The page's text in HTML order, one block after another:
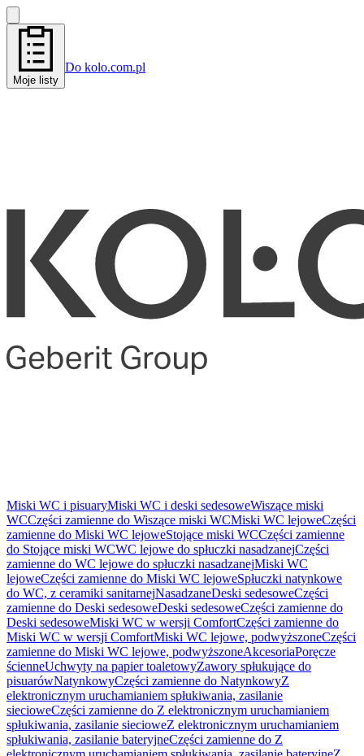
Moje listy
Do kolo.com.pl
Miski WC i pisuaryMiski WC i deski sedesoweWiszące miski
WCCzęści zamienne do Wiszące miski WCMiski WC lejoweCzęści
zamienne do Miski WC lejoweStojące miski WCCzęści zamienne
do Stojące miski WCWC lejowe do spłuczki nasadzanejCzęści
zamienne do WC lejowe do spłuczki nasadzanejMiski WC
lejoweCzęści zamienne do Miski WC lejoweSpłuczki natynkowe
do WC, z ceramiki sanitarnejNasadzaneDeski sedesoweCzęści
zamienne do Deski sedesoweDeski sedesoweCzęści zamienne do
Deski sedesoweMiski WC w wersji ComfortCzęści zamienne do
Miski WC w wersji ComfortMiski WC lejowe, podwyższoneCzęści
zamienne do Miski WC lejowe, podwyższoneAkcesoriaPoręcze
ścienneUchwyty na papier toaletowyZawory spłukujące do
pisuarówNatynkowyCzęści zamienne do NatynkowyZ
elektronicznym uruchamianiem spłukiwania, zasilanie
siecioweCzęści zamienne do Z elektronicznym uruchamianiem
spłukiwania, zasilanie siecioweZ elektronicznym uruchamianiem
spłukiwania, zasilanie bateryjneCzęści zamienne do Z